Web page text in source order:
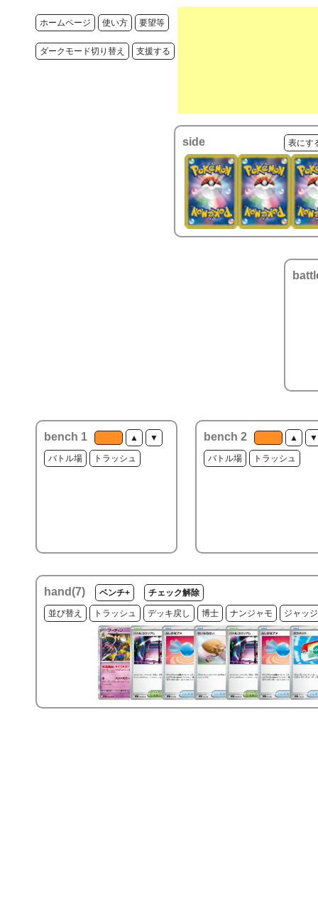
ホームページ 使い方 要望等
ダークモード切り替え 支援する
side 表にす
bench 1 ▲ ▼
バトル場 トラッシュ
bench 2 ▲ ▼
バトル場 トラッシュ
hand(7) ベンチ+ チェック解除
並び替え トラッシュ デッキ戻し 博士 ナンジャモ ジャッ